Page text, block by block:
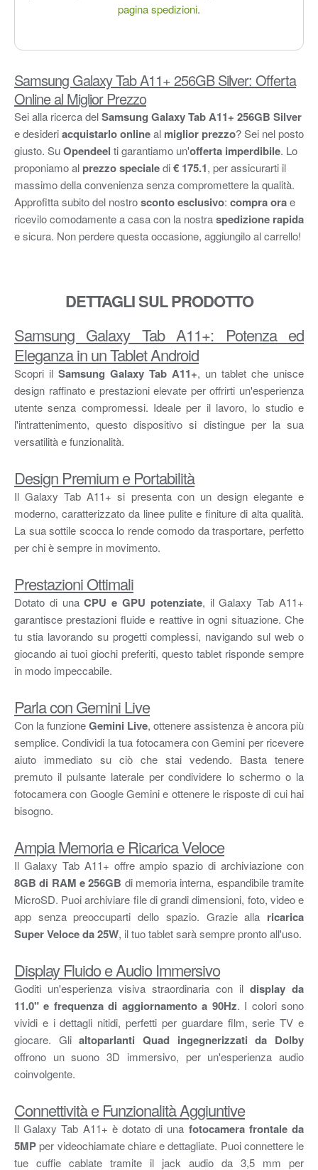
pagina spedizioni.
Samsung Galaxy Tab A11+ 256GB Silver: Offerta
Online al Miglior Prezzo
Sei alla ricerca delSamsung Galaxy Tab A11+ 256GB Silver
e desideriacquistarlo onlineal miglior prezzo? Sei nel posto
giusto. SuOpendeel ti garantiamo un'offerta imperdibile. Lo
proponiamo al prezzo specialedi€ 175.1, per assicurarti il
massimo della convenienza senza compromettere la qualità.
Approfitta subito del nostrosconto esclusivo: compra orae
ricevilo comodamente a casa con la nostraspedizione rapida
e sicura. Non perdere questa occasione, aggiungilo al carrello!
DETTAGLI SUL PRODOTTO
Samsung Galaxy Tab A11+: Potenza ed
Eleganza in un Tablet Android
Scopri il Samsung Galaxy Tab A11+, un tablet che unisce
design raffinato e prestazioni elevate per offrirti un'esperienza
utente senza compromessi. Ideale per il lavoro, lo studio e
l'intrattenimento, questo dispositivo si distingue per la sua
versatilità e funzionalità.
Design Premium e Portabilità
Il Galaxy Tab A11+ si presenta con un design elegante e
moderno, caratterizzato da linee pulite e finiture di alta qualità.
La sua sottile scocca lo rende comodo da trasportare, perfetto
per chi è sempre in movimento.
Prestazioni Ottimali
Dotato di unaCPU e GPU potenziate, il Galaxy Tab A11+
garantisce prestazioni fluide e reattive in ogni situazione. Che
tu stia lavorando su progetti complessi, navigando sul web o
giocando ai tuoi giochi preferiti, questo tablet risponde sempre
in modo impeccabile.
Parla con Gemini Live
Con la funzioneGemini Live, ottenere assistenza è ancora più
semplice. Condividi la tua fotocamera con Gemini per ricevere
aiuto immediato su ciò che stai vedendo. Basta tenere
premuto il pulsante laterale per condividere lo schermo o la
fotocamera con Google Gemini e ottenere le risposte di cui hai
bisogno.
Ampia Memoria e Ricarica Veloce
Il Galaxy Tab A11+ offre ampio spazio di archiviazione con
8GB di RAM e 256GB di memoria interna, espandibile tramite
MicroSD. Puoi archiviare file di grandi dimensioni, foto, video e
app senza preoccuparti dello spazio. Grazie alla ricarica
Super Veloce da 25W, il tuo tablet sarà sempre pronto all'uso.
Display Fluido e Audio Immersivo
Goditi un'esperienza visiva straordinaria con il display da
11.0" e frequenza di aggiornamento a 90Hz. I colori sono
vividi e i dettagli nitidi, perfetti per guardare film, serie TV e
giocare. Glialtoparlanti Quad ingegnerizzati da Dolby
offrono un suono 3D immersivo, per un'esperienza audio
coinvolgente.
Connettività e Funzionalità Aggiuntive
Il Galaxy Tab A11+ è dotato di una fotocamera frontale da
5MPper videochiamate chiare e dettagliate. Puoi connettere le
tue cuffie cablate tramite il jack audio da 3,5 mm per